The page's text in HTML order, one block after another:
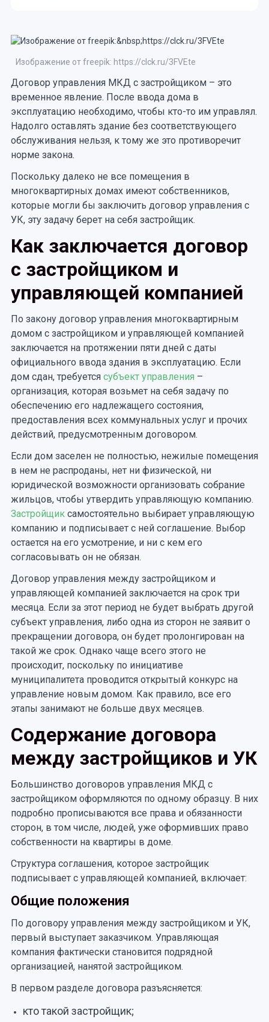
Изображение от freepik: https://clck.ru/3FVEte
Договор управления МКД с застройщиком – это
временное явление. После ввода дома в
эксплуатацию необходимо, чтобы кто-то им управлял.
Надолго оставлять здание без соответствующего
обслуживания нельзя, к тому же это противоречит
норме закона.
Поскольку далеко не все помещения в
многоквартирных домах имеют собственников,
которые могли бы заключить договор управления с
УК, эту задачу берет на себя застройщик.
Как заключается договор
с застройщиком и
управляющей компанией
По закону договор управления многоквартирным
домом с застройщиком и управляющей компанией
заключается на протяжении пяти дней с даты
официального ввода здания в эксплуатацию. Если
дом сдан, требуется субъект управления –
организация, которая возьмет на себя задачу по
обеспечению его надлежащего состояния,
предоставления всех коммунальных услуг и прочих
действий, предусмотренным договором.
Если дом заселен не полностью, нежилые помещения
в нем не распроданы, нет ни физической, ни
юридической возможности организовать собрание
жильцов, чтобы утвердить управляющую компанию.
Застройщиксамостоятельно выбирает управляющую
компанию и подписывает с ней соглашение. Выбор
остается на его усмотрение, и ни с кем его
согласовывать он не обязан.
Договор управления между застройщиком и
управляющей компанией заключается на срок три
месяца. Если за этот период не будет выбрать другой
субъект управления, либо одна из сторон не заявит о
прекращении договора, он будет пролонгирован на
такой же срок. Однако чаще всего этого не
происходит, поскольку по инициативе
муниципалитета проводится открытый конкурс на
управление новым домом. Как правило, все его
этапы занимают не больше двух месяцев.
Содержание договора
между застройщиков и УК
Большинство договоров управления МКД с
застройщиком оформляются по одному образцу. В них
подробно прописываются все права и обязанности
сторон, в том числе, людей, уже оформивших право
собственности на квартиры в доме.
Структура соглашения, которое застройщик
подписывает с управляющей компанией, включает:
Общие положения
По договору управления между застройщиком и УК,
первый выступает заказчиком. Управляющая
компания фактически становится подрядной
организацией, нанятой застройщиком.
В первом разделе договора разъясняется:
кто такой застройщик;